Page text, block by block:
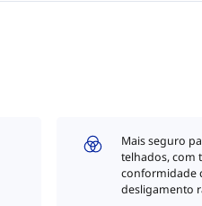
Mais seguro
telhados, com
conformidade
desligamento